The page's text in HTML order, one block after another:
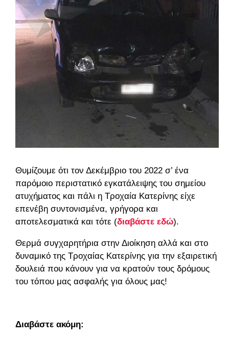
Θυμίζουμε ότι τον Δεκέμβριο του 2022 σ’ ένα
παρόμοιο περιστατικό εγκατάλειψης του σημείου
ατυχήματος και πάλι η Τροχαία Κατερίνης είχε
επενέβη συντονισμένα, γρήγορα και
αποτελεσματικά και τότε (διαβάστε εδώ).
Θερμά συγχαρητήρια στην Διοίκηση αλλά και στο
δυναμικό της Τροχαίας Κατερίνης για την εξαιρετική
δουλειά που κάνουν για να κρατούν τους δρόμους
του τόπου μας ασφαλής για όλους μας!
Διαβάστε ακόμη: